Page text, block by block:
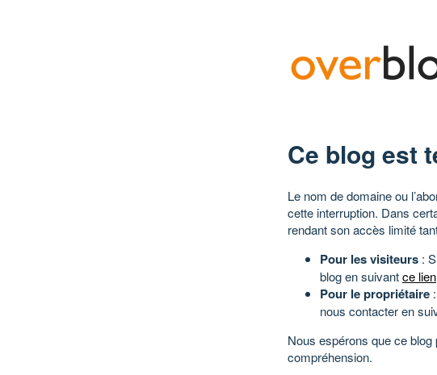
Ce blog est
Le nom de domaine ou
cette interruption. Dans
rendant son accès limité
Pour les visiteurs :
blog en suivantce lien
Pour le propriétaire
nous contacter en
Nous espérons que ce
compréhension.